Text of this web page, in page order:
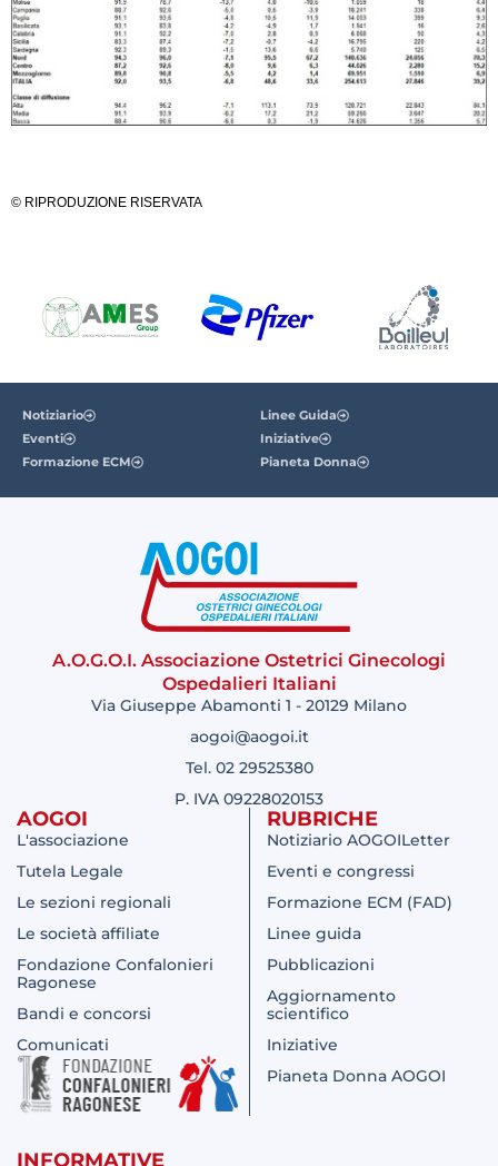
© RIPRODUZIONE RISERVATA
Notiziario
Eventi
Formazione ECM
Linee Guida
Iniziative
Pianeta Donna
A.O.G.O.I. Associazione Ostetrici Ginecologi
Ospedalieri Italiani
Via Giuseppe Abamonti 1 - 20129 Milano
aogoi@aogoi.it
Tel. 02 29525380
P. IVA 09228020153
AOGOI
L'associazione
Tutela Legale
Le sezioni regionali
Le società affiliate
Fondazione Confalonieri
Ragonese
Bandi e concorsi
Comunicati
RUBRICHE
Notiziario AOGOILetter
Eventi e congressi
Formazione ECM (FAD)
Linee guida
Pubblicazioni
Aggiornamento
scientifico
Iniziative
Pianeta Donna AOGOI
INFORMATIVE